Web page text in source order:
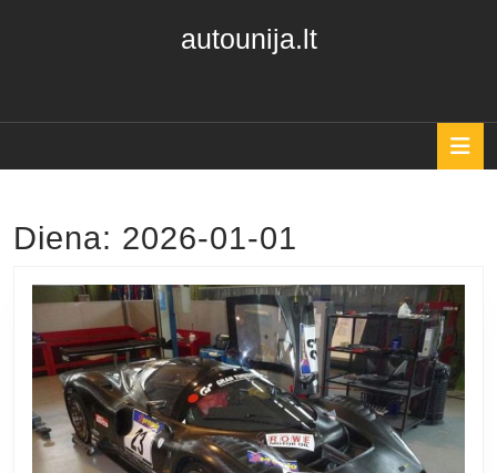
autounija.lt
Diena: 2026-01-01